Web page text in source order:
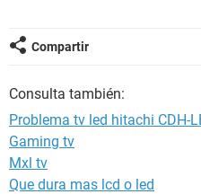
Compartir
Consulta también:
Problema tv led hitachi CDH-
Gaming tv
Mxl tv
Que dura mas lcd o led